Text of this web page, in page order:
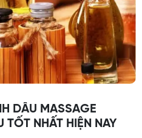
DẦU MASSAGE
TỐT NHẤT HIỆN NAY